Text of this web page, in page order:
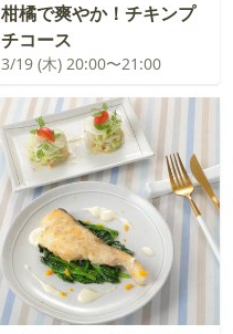
柑橘で爽やか！チキンプ
チコース
3/19 (木) 20:00〜21:00